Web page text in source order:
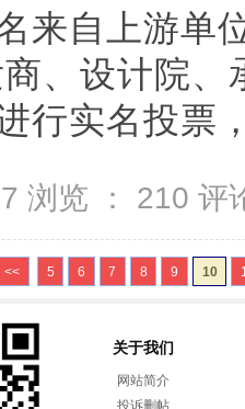
来自上游单
、设计院
行实名投票
浏览 ： 210 评
<< 5 6 7 8 9 10
关于我们
网站简介
投诉删帖